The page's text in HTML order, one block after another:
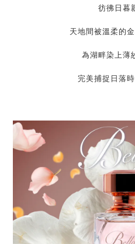
彷彿日暮
天地間被溫柔的
為湖畔染上薄
完美捕捉日落